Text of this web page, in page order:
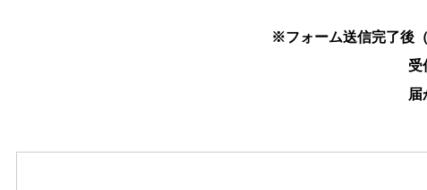
※フォーム送信完了後
受
届